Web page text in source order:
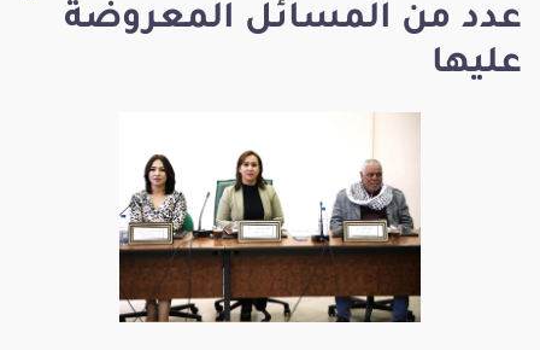
عدد من المسائل المعروضة
عليها